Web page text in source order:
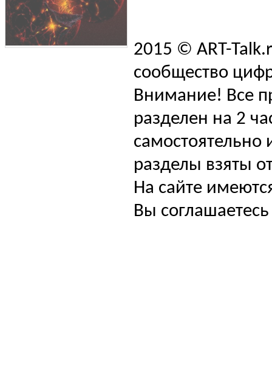
2015 © ART-
сообщество
Внимание! Все
разделен на 2
самостоятельно
разделы взяты
На сайте
Вы